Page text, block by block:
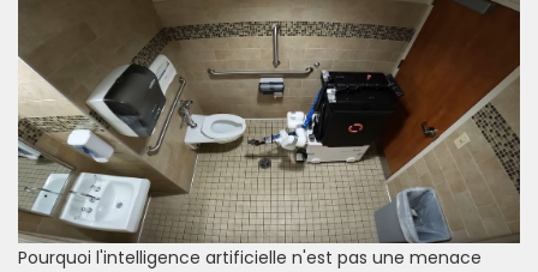
Pourquoi l'intelligence artificielle n'est pas une menace